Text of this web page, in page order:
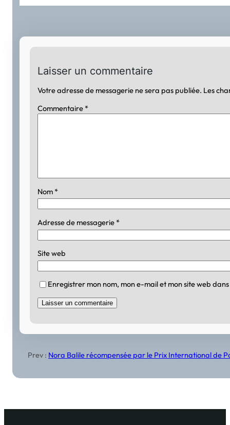
Laisser un commentaire
Votre adresse de messagerie ne sera pas publiée. Les
Commentaire *
Nom *
Adresse de messagerie *
Site web
Enregistrer mon nom, mon e-mail et mon site web
Prev : Nora Balile récompensée par le Prix International de